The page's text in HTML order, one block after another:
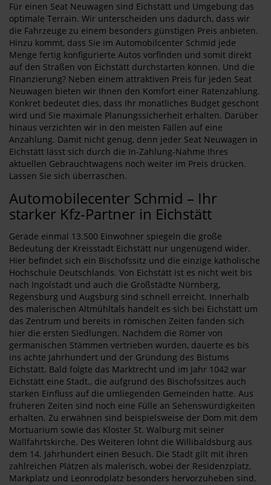
Für einen Seat Neuwagen sind Eichstätt und Umgebung das
optimale Terrain. Wir unterscheiden uns dadurch, dass wir
die Fahrzeuge zu einem besonders günstigen Preis anbieten.
Hinzu kommt, dass Sie im Automobilcenter Schmid jede
Menge fertig konfigurierte Autos vorfinden und somit direkt
auf den Straßen von Eichstätt durchstarten können. Und die
Finanzierung? Neben einem attraktiven Preis für jeden Seat
Neuwagen bieten wir Ihnen den Komfort einer Ratenzahlung.
Konkret bedeutet dies, dass Ihr monatliches Budget geschont
wird und Sie maximale Planungssicherheit erhalten. Darüber
hinaus verzichten wir in den meisten Fällen auf eine
Anzahlung. Damit nicht genug, denn jeder Seat Neuwagen in
Eichstätt lässt sich durch die In-Zahlung-Nahme Ihres
aktuellen Gebrauchtwagens noch weiter im Preis drücken.
Lassen Sie sich überraschen.
Automobilecenter Schmid – Ihr
starker Kfz-Partner in Eichstätt
Gerade einmal 13.500 Einwohner spiegeln die große
Bedeutung der Kreisstadt Eichstätt nur ungenügend wider.
Hier befindet sich ein Bischofssitz und die einzige katholische
Hochschule Deutschlands. Von Eichstätt ist es nicht weit bis
nach Ingolstadt und auch die Großstädte Nürnberg,
Regensburg und Augsburg sind schnell erreicht. Innerhalb
des malerischen Altmühltals handelt es sich bei Eichstätt um
das Zentrum und bereits in römischen Zeiten fanden sich
hier die ersten Siedlungen. Nachdem die Römer von
germanischen Stämmen vertrieben wurden, dauerte es bis
ins achte Jahrhundert und der Gründung des Bistums
Eichstätt. Bald folgte das Marktrecht und im Jahr 1042 war
Eichstätt eine Stadt., die aufgrund des Bischofssitzes auch
starken Einfluss auf die umliegenden Gemeinden hatte. Aus
früheren Zeiten sind noch eine Fülle an Sehenswürdigkeiten
erhalten. Zu erwähnen sind beispielsweise der Dom mit dem
Mortuarium sowie das Kloster St. Walburg mit seiner
Wallfahrtskirche. Des Weiteren lohnt die Willibaldsburg aus
dem 14. Jahrhundert einen Besuch. Die Stadt gilt mit ihren
zahlreichen Plätzen als malerisch, wobei der Residenzplatz,
Markplatz und Leonrodplatz besonders hervorzuheben sind.